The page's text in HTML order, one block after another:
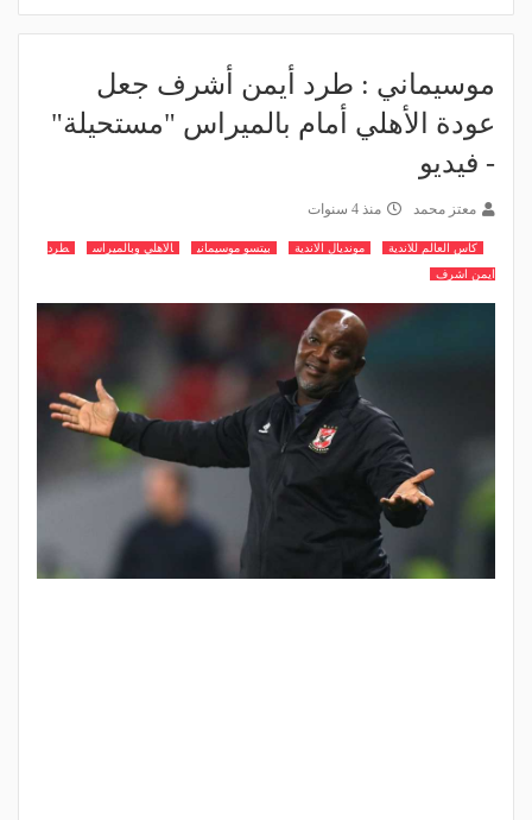
موسيماني : طرد أيمن أشرف جعل
عودة الأهلي أمام بالميراس "مستحيلة"
- فيديو
معتز محمد منذ 4 سنوات
كاس العالم للاندية مونديال الاندية بيتسو موسيماني الاهلي وبالميراس
طرد
ايمن اشرف